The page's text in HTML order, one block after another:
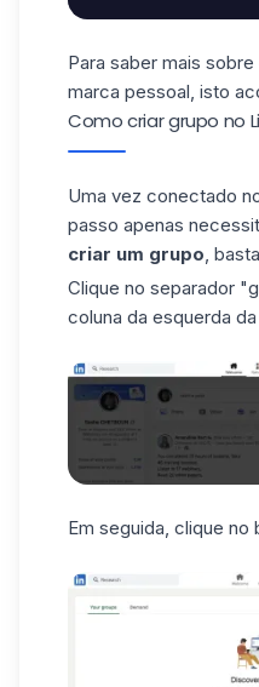
Para saber mais
marca pessoal, isto
Como criar grupo no
Uma vez conectado
passo apenas
criar um grupo,
Clique no separador
coluna da esquerda
Em seguida, clique